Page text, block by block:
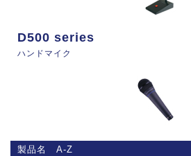
D500 series
ハンドマイク
製品名 A-Z